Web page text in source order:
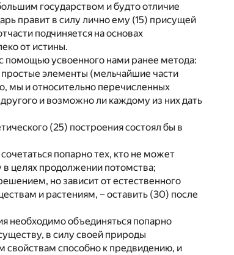
государством и будто отличие
правит в силу лично ему (15) присущей
подчиняется на основах
от истины.
помощью усвоенного нами ранее метода:
простые элементы (мельчайшие части
мы и относительно перечисленных
и возможно ли каждому из них дать
(25) построения состоял бы в
попарно тех, кто не может
целях продолжении потомства;
но зависит от естественного
и растениям, – оставить (30) после
необходимо объединяться попарно
в силу своей природы
способно к предвидению, и